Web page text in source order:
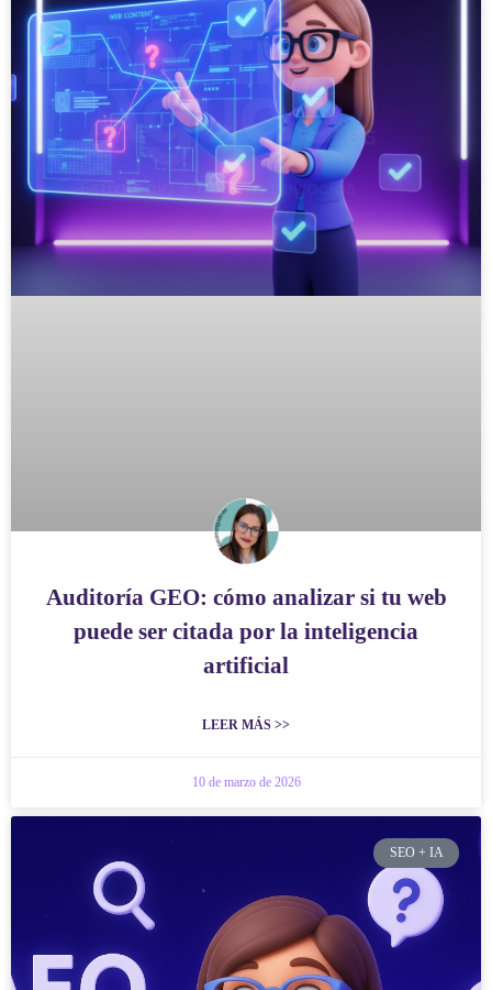
Auditoría GEO: cómo analizar si tu web
puede ser citada por la inteligencia
artificial
LEER MÁS >>
10 de marzo de 2026
SEO + IA